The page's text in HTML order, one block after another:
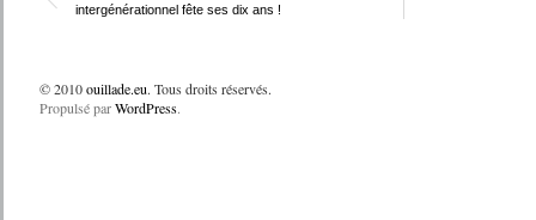
intergénérationnel fête ses dix ans !
© 2010ouillade.eu. Tous droits réservés.
Propulsé parWordPress.